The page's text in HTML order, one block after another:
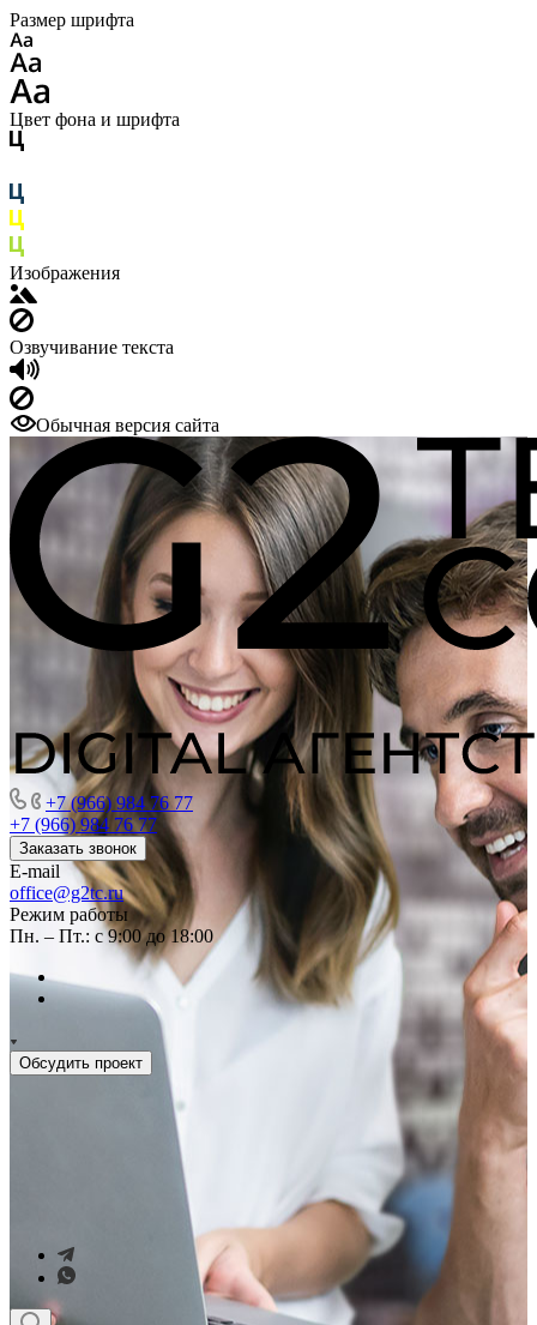
Размер шрифта
Цвет фона и шрифта
Изображения
Озвучивание текста
Обычная версия сайта
+7 (966) 984 76 77
+7 (966) 984 76 77
Заказать звонок
E-mail
office@g2tc.ru
Режим работы
Пн. – Пт.: с 9:00 до 18:00
Обсудить проект